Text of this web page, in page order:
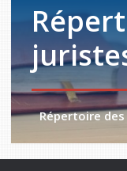
Répertoire